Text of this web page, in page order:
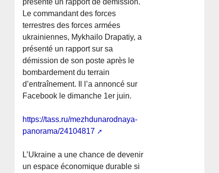
présenté un rapport de démission.
Le commandant des forces
terrestres des forces armées
ukrainiennes, Mykhailo Drapatiy, a
présenté un rapport sur sa
démission de son poste après le
bombardement du terrain
d’entraînement. Il l’a annoncé sur
Facebook le dimanche 1er juin.
https://tass.ru/mezhdunarodnaya-
panorama/24104817
L’Ukraine a une chance de devenir
un espace économique durable si